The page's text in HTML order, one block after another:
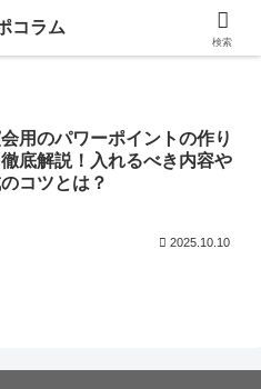
用のパワーポイントの作り
底解説！入れるべき内容や
コツとは？
2025.10.10
コラム
検索